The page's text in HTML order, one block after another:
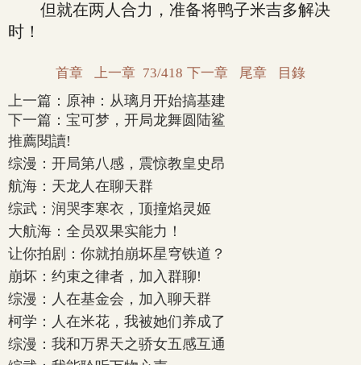
但就在两人合力，准备将鸭子米吉多解决
时！
首章 上一章 73/418 下一章 尾章 目錄
上一篇： 原神：从璃月开始搞基建
下一篇： 宝可梦，开局龙舞圆陆鲨
推薦閱讀!
综漫：开局第八感，震惊教皇史昂
航海：天龙人在聊天群
综武：润哭李寒衣，顶撞焰灵姬
大航海：全员双果实能力！
让你拍剧：你就拍崩坏星穹铁道？
崩坏：约束之律者，加入群聊!
综漫：人在基金会，加入聊天群
柯学：人在米花，我被她们养成了
综漫：我和万界天之骄女五感互通